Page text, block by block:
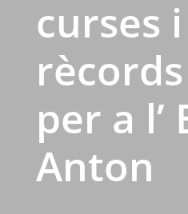
curses
per a l’
Anton